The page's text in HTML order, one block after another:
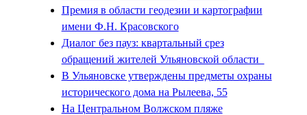
Премия в области геодезии и картографии
имени Ф.Н. Красовского
Диалог без пауз: квартальный срез
обращений жителей Ульяновской области
В Ульяновске утверждены предметы охраны
исторического дома на Рылеева, 55
На Центральном Волжском пляже